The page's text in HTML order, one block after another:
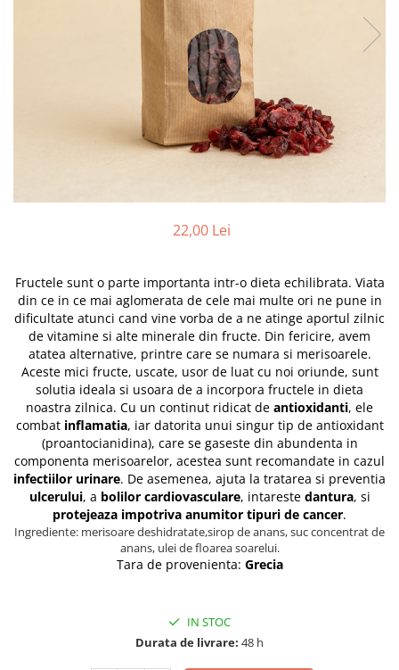
CIOCOLATĂ ȘI CACAO
PRODUSE ROMÂNEȘTI
TOATE PRODUSELE
22,00 Lei
Fructele sunt o parte importanta intr-o dieta echilibrata. Viata
din ce in ce mai aglomerata de cele mai multe ori ne pune in
dificultate atunci cand vine vorba de a ne atinge aportul zilnic
de vitamine si alte minerale din fructe. Din fericire, avem
atatea alternative, printre care se numara si merisoarele.
Aceste mici fructe, uscate, usor de luat cu noi oriunde, sunt
solutia ideala si usoara de a incorpora fructele in dieta
noastra zilnica. Cu un continut ridicat de antioxidanti, ele
combatinflamatia, iar datorita unui singur tip de antioxidant
(proantocianidina), care se gaseste din abundenta in
componenta merisoarelor, acestea sunt recomandate in cazul
infectiilor urinare. De asemenea, ajuta la tratarea si preventia
ulcerului, a bolilor cardiovasculare, intareste dantura, si
protejeaza impotriva anumitor tipuri de cancer.
Ingrediente: merisoare deshidratate,sirop de anans, suc concentrat de
anans, ulei de floarea soarelui.
Tara de provenienta: Grecia
IN STOC
Durata de livrare: 48 h